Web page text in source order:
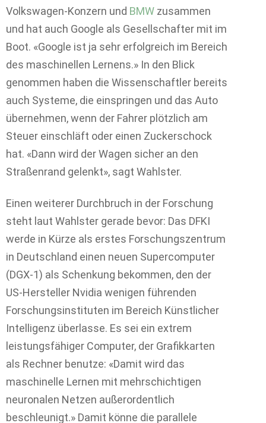
Volkswagen-Konzern und BMW zusammen
und hat auch Google als Gesellschafter mit im
Boot. «Google ist ja sehr erfolgreich im Bereich
des maschinellen Lernens.» In den Blick
genommen haben die Wissenschaftler bereits
auch Systeme, die einspringen und das Auto
übernehmen, wenn der Fahrer plötzlich am
Steuer einschläft oder einen Zuckerschock
hat. «Dann wird der Wagen sicher an den
Straßenrand gelenkt», sagt Wahlster.
Einen weiterer Durchbruch in der Forschung
steht laut Wahlster gerade bevor: Das DFKI
werde in Kürze als erstes Forschungszentrum
in Deutschland einen neuen Supercomputer
(DGX-1) als Schenkung bekommen, den der
US-Hersteller Nvidia wenigen führenden
Forschungsinstituten im Bereich Künstlicher
Intelligenz überlasse. Es sei ein extrem
leistungsfähiger Computer, der Grafikkarten
als Rechner benutze: «Damit wird das
maschinelle Lernen mit mehrschichtigen
neuronalen Netzen außerordentlich
beschleunigt.» Damit könne die parallele